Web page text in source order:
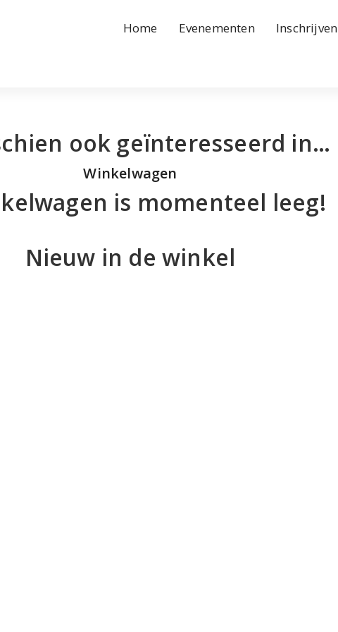
Home Evenementen Inschrijven
ook geïnteresseerd in…
Winkelwagen
is momenteel leeg!
Nieuw in de winkel